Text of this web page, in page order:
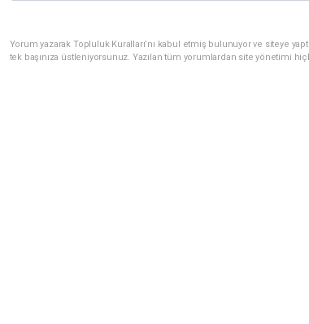
Yorum yazarak Topluluk Kuralları’nı kabul etmiş bulunuyor ve siteye
tek başınıza üstleniyorsunuz. Yazılan tüm yorumlardan site yönetimi